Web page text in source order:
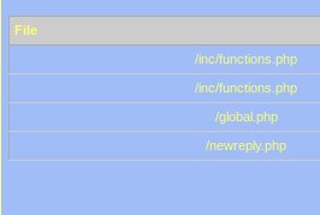
File
/inc/functions.php
/inc/functions.php
/global.php
/newreply.php